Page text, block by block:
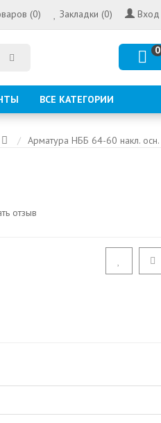
Вход
Закладки (0)
(0)
0
ВСЕ КАТЕГОРИИ
Арматура НББ 64-60 накл. осн.
отзыв